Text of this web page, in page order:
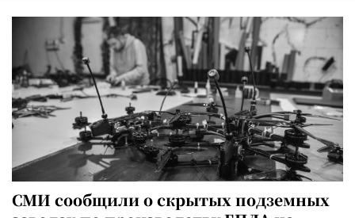
СМИ сообщили о скрытых подземных